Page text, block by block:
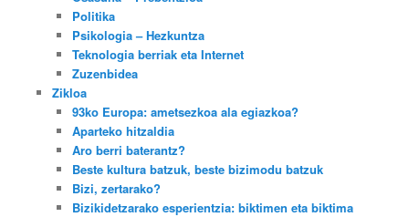
Politika
Psikologia – Hezkuntza
Teknologia berriak eta Internet
Zuzenbidea
Zikloa
93ko Europa: ametsezkoa ala egiazkoa?
Aparteko hitzaldia
Aro berri baterantz?
Beste kultura batzuk, beste bizimodu batzuk
Bizi, zertarako?
Bizikidetzarako esperientzia: biktimen eta biktima